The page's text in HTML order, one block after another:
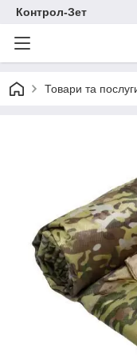
Контрол-Зет
Товари та